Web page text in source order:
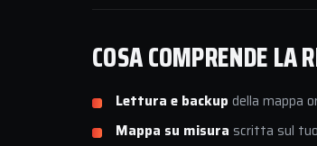
COSA COMPRENDE
Lettura e backup della mappa
Mappa su misura scritta sul